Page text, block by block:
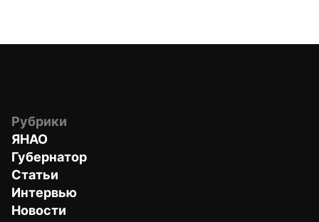
Рубрики
ЯНАО
Губернатор
Статьи
Интервью
Новости